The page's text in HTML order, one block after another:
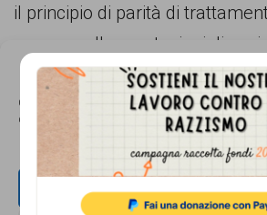
Gestisci Consenso
Questo sito fa uso di cookie, anche di terze parti,
di profilazione.
ACCETTA
pari
opportunità
garanzia
dei
il principio di parità di
accesso alle prestazioni di
all’abitazione previsto dal
favore di determinate categorie
paesi terzi quali i lungo
109/2003) e i rifugiati e titolari
sussidiaria (direttiva n. 2004/